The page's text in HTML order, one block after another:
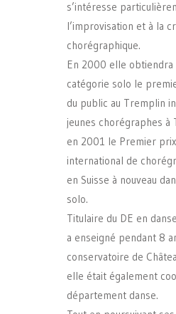
s’intéresse
l’improvisation et à la
chorégraphique.
En 2000 elle obtiendra
catégorie solo le
du public au Tremplin
jeunes chorégraphes à
en 2001 le Premier
international de
en Suisse à nouveau
solo.
Titulaire du DE en
a enseigné pendant 8
conservatoire de
elle était également
département danse.